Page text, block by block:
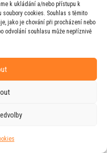
k ukládání a/nebo přístupu k
cookies. Souhlas s těmito
jako je chování při procházení nebo
odvolání souhlasu může nepříznivě
ve spolupráci s
BRAND.